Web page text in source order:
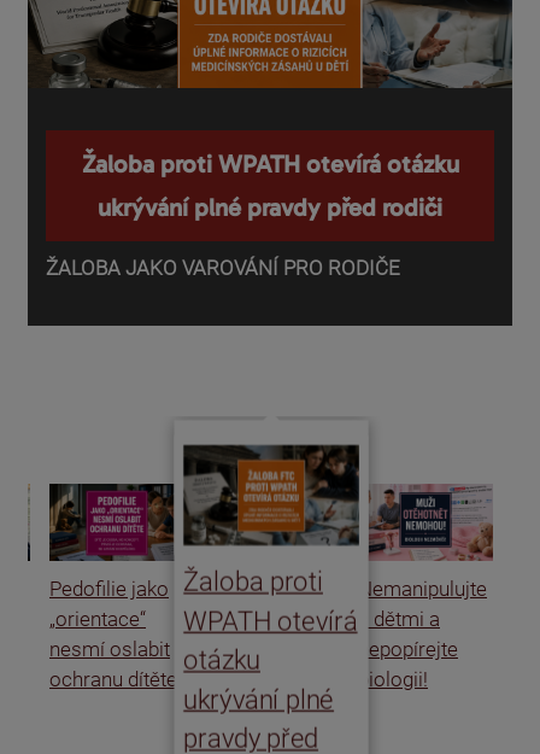
Žaloba proti WPATH otevírá otázku
ukrývání plné pravdy před rodiči
ŽALOBA JAKO VAROVÁNÍ PRO RODIČE
Pedofilie jako
„orientace“
nesmí oslabit
ochranu dítěte
Žaloba proti
WPATH otevírá
otázku
ukrývání plné
pravdy před
Nemanipulujte
s dětmi a
nepopírejte
biologii!